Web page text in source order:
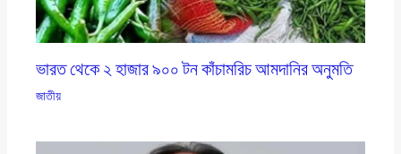
ভারত থেকে ২ হাজার ৯০০ টন কাঁচামরিচ আমদানির অনুমতি
জাতীয়